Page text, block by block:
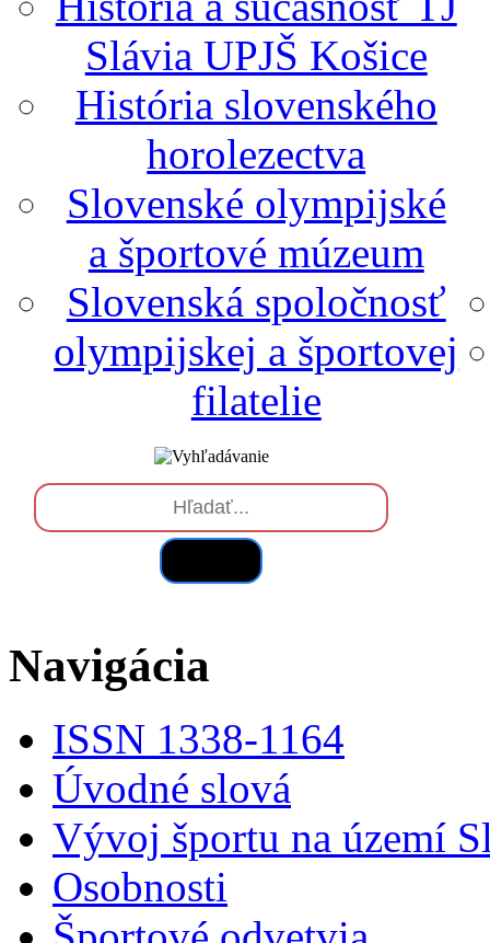
Slávia UPJŠ Košice
História slovenského
horolezectva
Slovenské olympijské
a športové múzeum
Slovenská spoločnosť
olympijskej a športovej
filatelie
Navigácia
ISSN 1338-1164
Úvodné slová
Vývoj športu na území
Osobnosti